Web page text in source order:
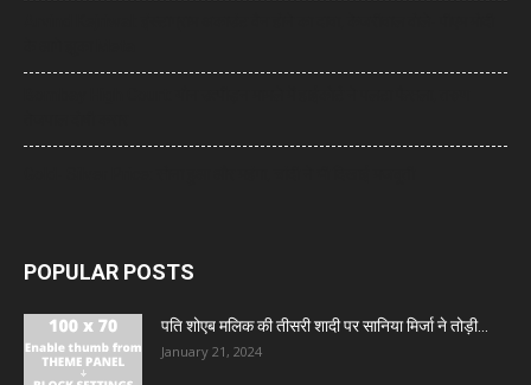
POPULAR POSTS
पति शोएब मलिक की तीसरी शादी पर सानिया मिर्जा ने तोड़ी...
January 21, 2024